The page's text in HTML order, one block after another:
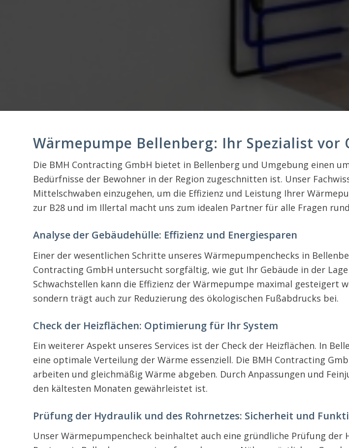
Wärmepumpe Bellenberg: Ihr Spezialist vor
Die BMH Contracting GmbH bietet in Bellenberg und Umgebung einen
Bedürfnisse der Bewohner in der Region zugeschnitten ist. Unser
Mittelschwaben einzugehen, um die Effizienz und Leistung Ihrer
zur B28 und im Illertal macht uns zum idealen Partner für alle Fragen
Analyse der Gebäudehülle: Effizienz und Energiesparen
Einer der wesentlichen Schritte unseres Wärmepumpenchecks in
Contracting GmbH untersucht sorgfältig, wie gut Ihr Gebäude in der
Schwachstellen kann die Effizienz der Wärmepumpe maximal gesteigert
sondern trägt auch zur Reduzierung des ökologischen Fußabdrucks bei.
Check der Heizflächen: Optimierung für Ihr System
Ein weiterer Aspekt unseres Services ist der Check der Heizflächen. In
eine optimale Verteilung der Wärme essenziell. Die BMH Contracting
arbeiten und gleichmäßig Wärme abgeben. Durch Anpassungen und
den kältesten Monaten gewährleistet ist.
Prüfung der Hydraulik und des Rohrnetzes: Sicherheit und
Unser Wärmepumpencheck beinhaltet auch eine gründliche Prüfung der